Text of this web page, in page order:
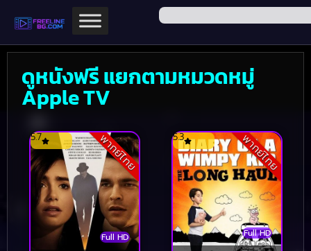
ดูหนังฟรี แยกตามหมวดหมู่
Apple TV
พากย์ไทย
Full HD
5.7 พากย์ไทย
Full HD
5.3